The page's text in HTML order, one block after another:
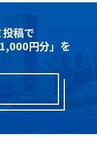
稿で
円分」を